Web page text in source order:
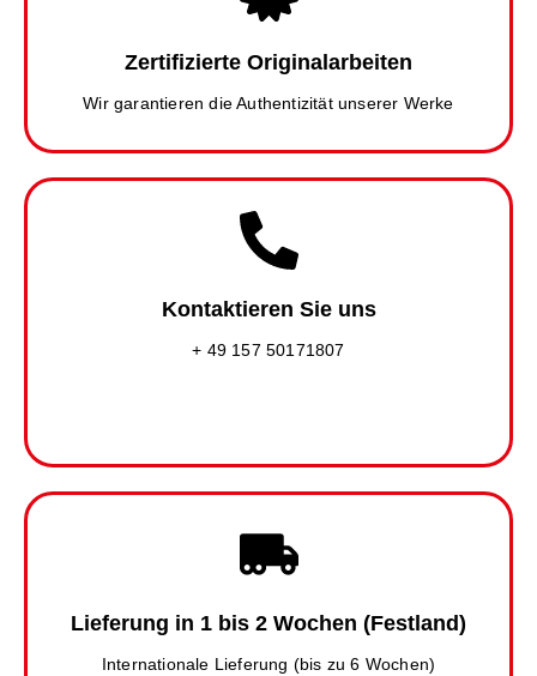
Zertifizierte Originalarbeiten
Wir garantieren die Authentizität unserer Werke
Kontaktieren Sie uns
+ 49 157 50171807
Lieferung in 1 bis 2 Wochen (Festland)
Internationale Lieferung (bis zu 6 Wochen)